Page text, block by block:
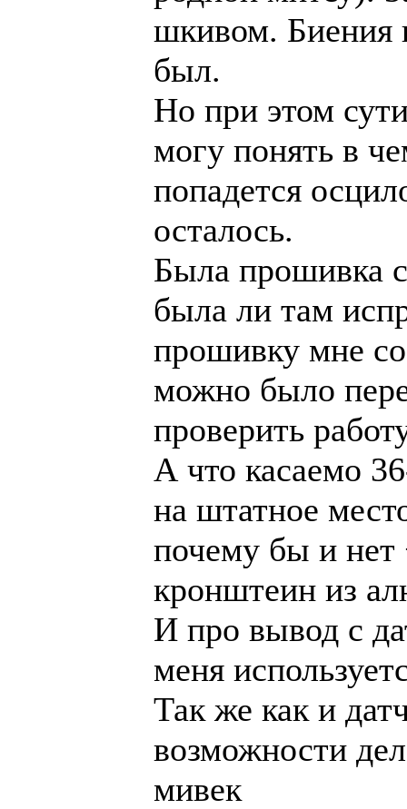
шкивом. Биения
был.
Но при этом
могу понять в
попадется
осталось.
Была прошивка
была ли там
прошивку мне
можно было
проверить
А что касаемо
на штатное
почему бы и нет
кронштеин из
И про вывод с
меня
Так же как и
возможности
мивек